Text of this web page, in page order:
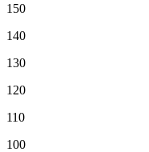
150
140
130
120
110
100